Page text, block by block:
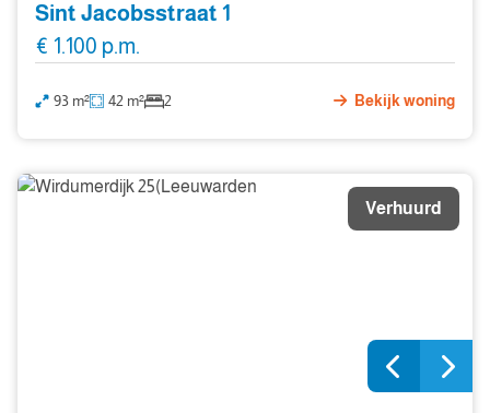
Sint Jacobsstraat 1
€ 1.100 p.m.
93 m² 42 m² 2 Bekijk woning
Verhuurd